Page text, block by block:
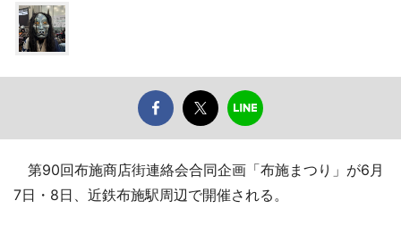
第90回布施商店街連絡会合同企画「布施まつり」が6月
7日・8日、近鉄布施駅周辺で開催される。